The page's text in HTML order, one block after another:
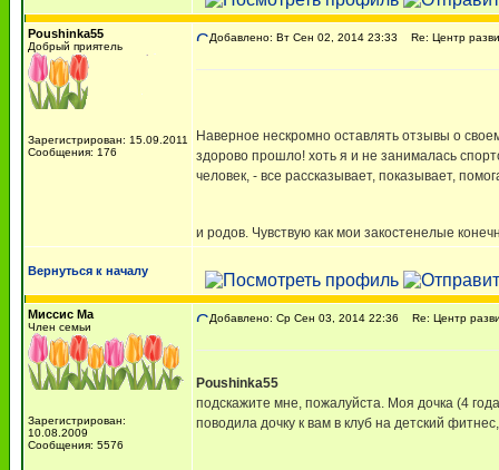
Poushinka55
Добрый приятель
Зарегистрирован: 15.09.2011
Сообщения: 176
Добавлено: Вт Сен 02, 2014 23:33 Re: Центр
Наверное нескромно оставлять отзывы о
здорово прошло! хоть я и не занималась
человек, - все рассказывает, показывает,
и родов. Чувствую как мои закостенелые
Вернуться к началу
Миссис Ма
Член семьи
Зарегистрирован:
10.08.2009
Сообщения: 5576
Добавлено: Ср Сен 03, 2014 22:36 Re: Центр
Poushinka55
подскажите мне, пожалуйста. Моя дочка (4
поводила дочку к вам в клуб на детский